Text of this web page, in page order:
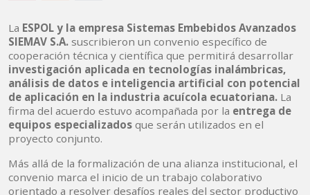
La ESPOL y la empresa Sistemas Embebidos Avanzados
SIEMAV S.A. suscribieron un convenio específico de
cooperación técnica y científica que permitirá desarrollar
investigación aplicada en tecnologías inalámbricas,
análisis de datos e inteligencia artificial con potencial
de aplicación en la industria acuícola ecuatoriana. La
firma del acuerdo estuvo acompañada por la entrega de
equipos especializados que serán utilizados en el
proyecto conjunto.
Más allá de la formalización de una alianza institucional, el
convenio marca el inicio de un trabajo colaborativo
orientado a resolver desafíos reales del sector productivo